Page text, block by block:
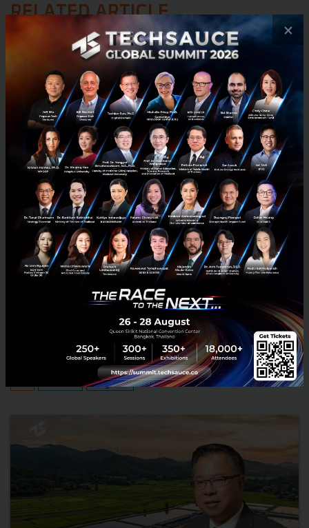
RELATED ARTICLE
3 เรื่องที่ประเทศไทยต้อง Focus สร้างคน–นวัตกรรม–ปฏิรูป
ระบบราชการ เพื่อยกระดับขีดความสามารถประเทศ
นายอนุทิน ชาญวีรกูล นายกรัฐมนตรีและรัฐมนตรีว่าการกระทรวง
มหาดไทย กล่าวปาฐกถาพิเศษในหัวข้อ “ฝ่าวิกฤติ รับมือระเบียบโลก
ใหม่” ในงาน The INTANIA Forum...
สิงหาคม 6, 2026| By Techsauce Team
เศรษฐกิจไทย
×